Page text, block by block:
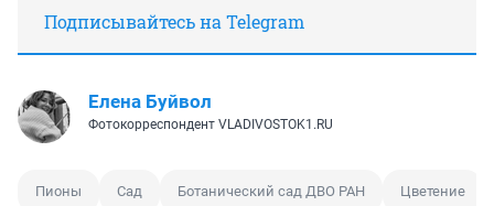
Подписывайтесь на Telegram
Елена Буйвол
Фотокорреспондент VLADIVOSTOK1.RU
Пионы Сад Ботанический сад ДВО РАН Цветение